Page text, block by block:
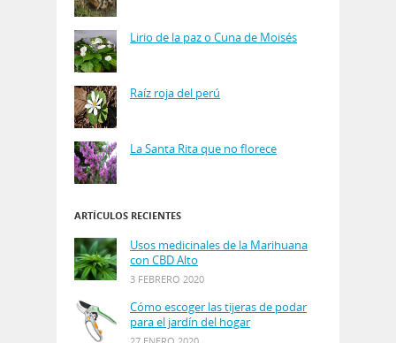
Lirio de la paz o Cuna de Moisés
Raíz roja del perú
La Santa Rita que no florece
ARTÍCULOS RECIENTES
Usos medicinales de la Marihuana
con CBD Alto
3 FEBRERO 2020
Cómo escoger las tijeras de podar
para el jardín del hogar